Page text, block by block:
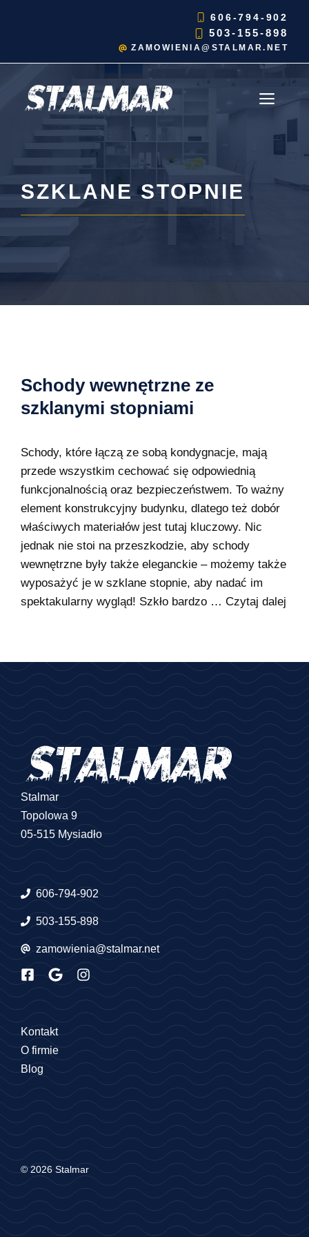
606-794-902
503-155-898
ZAMOWIENIA@STALMAR.NET
SZKLANE STOPNIE
Schody wewnętrzne ze
szklanymi stopniami
Schody, które łączą ze sobą kondygnacje, mają
przede wszystkim cechować się odpowiednią
funkcjonalnością oraz bezpieczeństwem. To ważny
element konstrukcyjny budynku, dlatego też dobór
właściwych materiałów jest tutaj kluczowy. Nic
jednak nie stoi na przeszkodzie, aby schody
wewnętrzne były także eleganckie – możemy także
wyposażyć je w szklane stopnie, aby nadać im
spektakularny wygląd! Szkło bardzo … Czytaj dalej
Stalmar
Topolowa 9
05-515 Mysiadło
606-794-902
503-155-898
zamowienia@stalmar.net
Kontakt
O firmie
Blog
© 2026 Stalmar